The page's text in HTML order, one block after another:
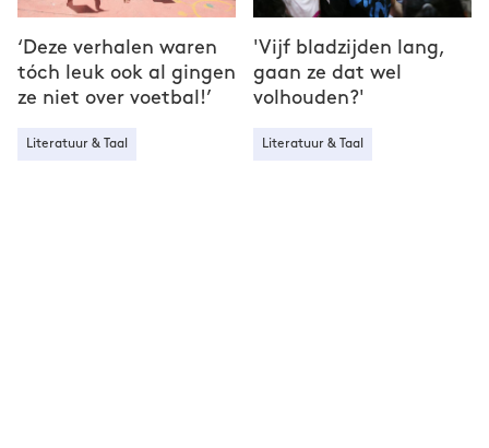
‘Deze verhalen waren
tóch leuk ook al gingen
ze niet over voetbal!’
Literatuur & Taal
'Vijf bladzijden lang,
gaan ze dat wel
volhouden?'
Literatuur & Taal